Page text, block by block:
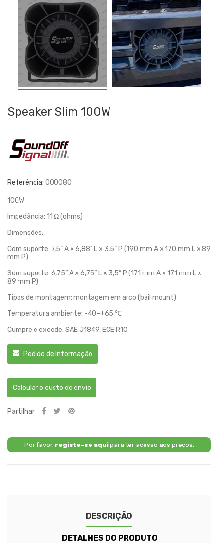
Speaker Slim 100W
Referência: 000080
100W
Impedância: 11 Ω (ohms)
Dimensões:
Com suporte: 7,5” A × 6,88” L × 3,5” P (190 mm A × 170 mm L × 89
mm P)
Sem suporte: 6,75” A × 6,75” L × 3,5” P (171 mm A × 171 mm L ×
89 mm P)
Tipos de montagem: montagem em arco (bail mount)
Temperatura ambiente: -40–+65 ℃
Cumpre e excede: SAE J1849, ECE R10
Pedido de Informação
Calcular o custo de envio
Partilhar
Por favor, registe-se aquipara ter acesso aos preços.
DESCRIÇÃO
DETALHES DO PRODUTO